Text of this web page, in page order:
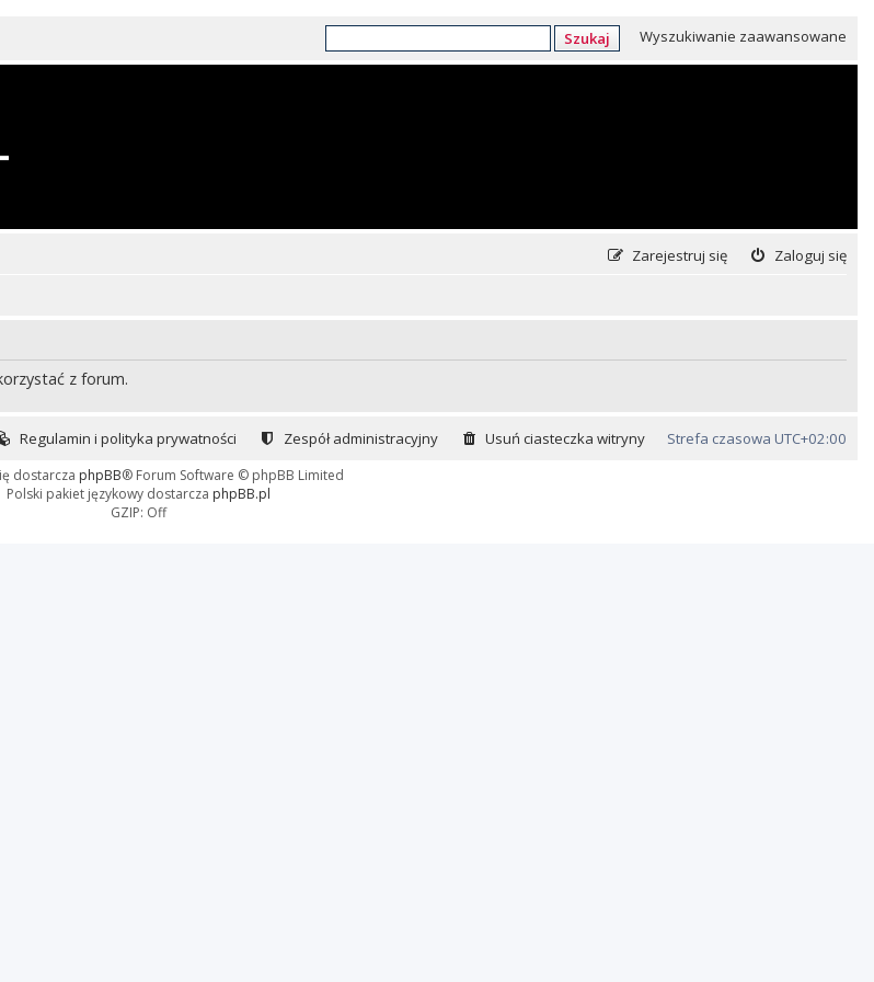
Szukaj Wyszukiwanie zaawansowane
Zaloguj się
Zarejestruj się
z forum.
Strefa czasowa UTC+02:00
Usuń ciasteczka witryny
Zespół administracyjny
Regulamin i polityka prywatności
dostarcza phpBB® Forum Software © phpBB Limited
Polski pakiet językowy dostarcza phpBB.pl
GZIP: Off